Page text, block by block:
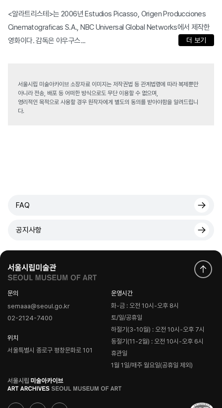
<알라트리스테>는 2006년 Estudios Picasso, Origen Producciones
Cinematograficas S.A., NBC Universal Global Networks에서 제작한
영화이다. 감독은 아우구스...
더 보기
서울시립 미술아카이브 소장자료 이미지는 저작권법 등 관계법령에 따라 복제뿐만
아니라 전송, 배포 등 어떠한 방식으로도 무단 이용할 수 없으며,
영리적인 목적으로 사용할 경우 원작자에게 별도의 동의를 받아야함을 알려드립니
다.
FAQ
공지사항
문의
semaaa@seoul.go.kr
02-2124-7400
위치
서울특별시 종로구 평창문화로 101
운영시간
화-금 : 오전 10시-오후 8시
토/일/공휴일
하절기(3-10월) : 오전 10시-오후 7시
동절기(11-2월) : 오전 10시-오후 6시
휴관일
1월 1일/매주 월요일(공휴일 제외)
로
고